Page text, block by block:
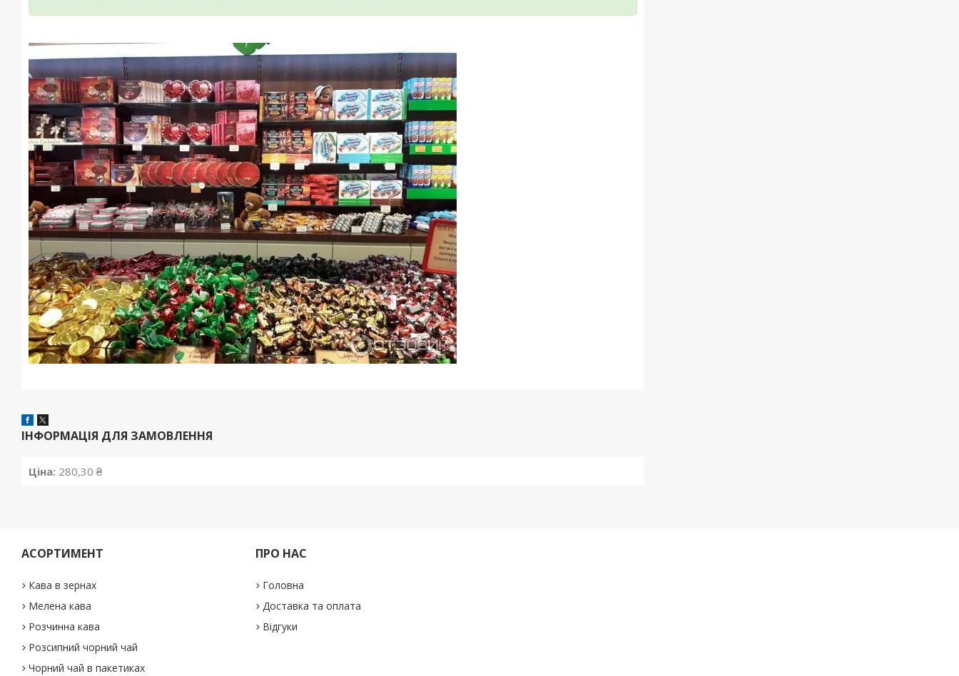
ІНФОРМАЦІЯ ДЛЯ ЗАМОВЛЕННЯ
Ціна: 280,30 ₴
АСОРТИМЕНТ
Кава в зернах
Мелена кава
Розчинна кава
Розсипний чорний чай
Чорний чай в пакетиках
ПРО НАС
Головна
Доставка та оплата
Відгуки